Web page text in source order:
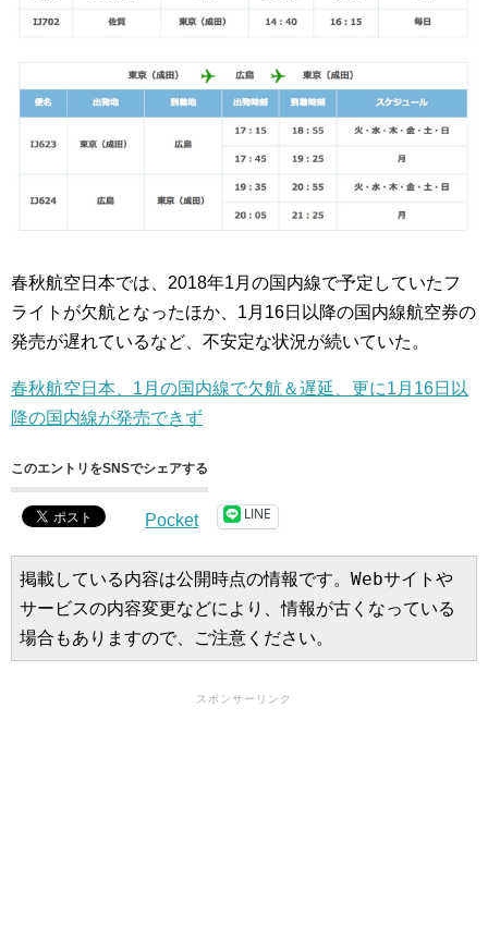
春秋航空日本では、2018年1月の国内線で予定していたフ
ライトが欠航となったほか、1月16日以降の国内線航空券の
発売が遅れているなど、不安定な状況が続いていた。
春秋航空日本、1月の国内線で欠航＆遅延、更に1月16日以
降の国内線が発売できず
このエントリをSNSでシェアする
Pocket LINE
掲載している内容は公開時点の情報です。Webサイトや
サービスの内容変更などにより、情報が古くなっている
場合もありますので、ご注意ください。
スポンサーリンク